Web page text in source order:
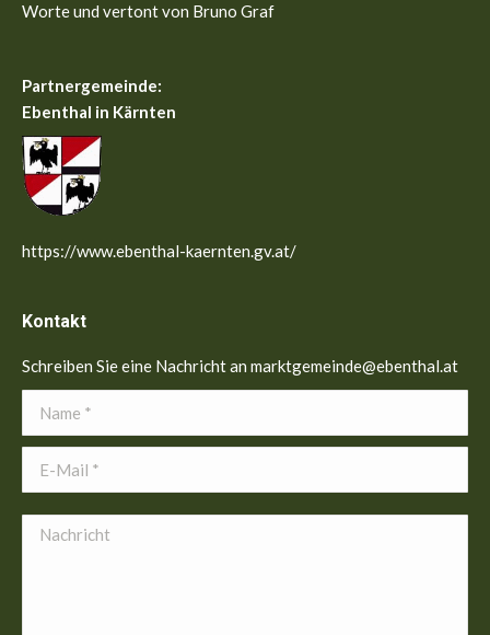
Worte und vertont von Bruno Graf
Partnergemeinde:
Ebenthal in Kärnten
https://www.ebenthal-kaernten.gv.at/
Kontakt
Schreiben Sie eine Nachricht an marktgemeinde@ebenthal.at
Name *
E-Mail *
Nachricht